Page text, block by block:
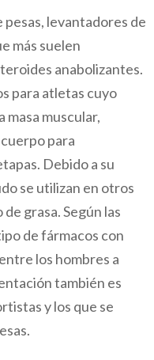
levantadores de
más suelen
anabolizantes.
para atletas cuyo
muscular,
para
Debido a su
se utilizan en otros
grasa. Según las
de fármacos con
los hombres a
también es
y los que se